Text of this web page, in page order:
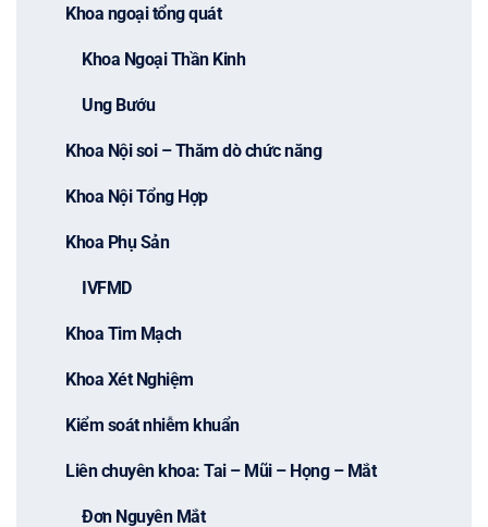
Khoa ngoại tổng quát
Khoa Ngoại Thần Kinh
Ung Bướu
Khoa Nội soi – Thăm dò chức năng
Khoa Nội Tổng Hợp
Khoa Phụ Sản
IVFMD
Khoa Tim Mạch
Khoa Xét Nghiệm
Kiểm soát nhiễm khuẩn
Liên chuyên khoa: Tai – Mũi – Họng – Mắt
Đơn Nguyên Mắt